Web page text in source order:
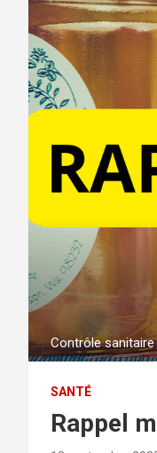
Contrôle
SANTÉ
Rappel